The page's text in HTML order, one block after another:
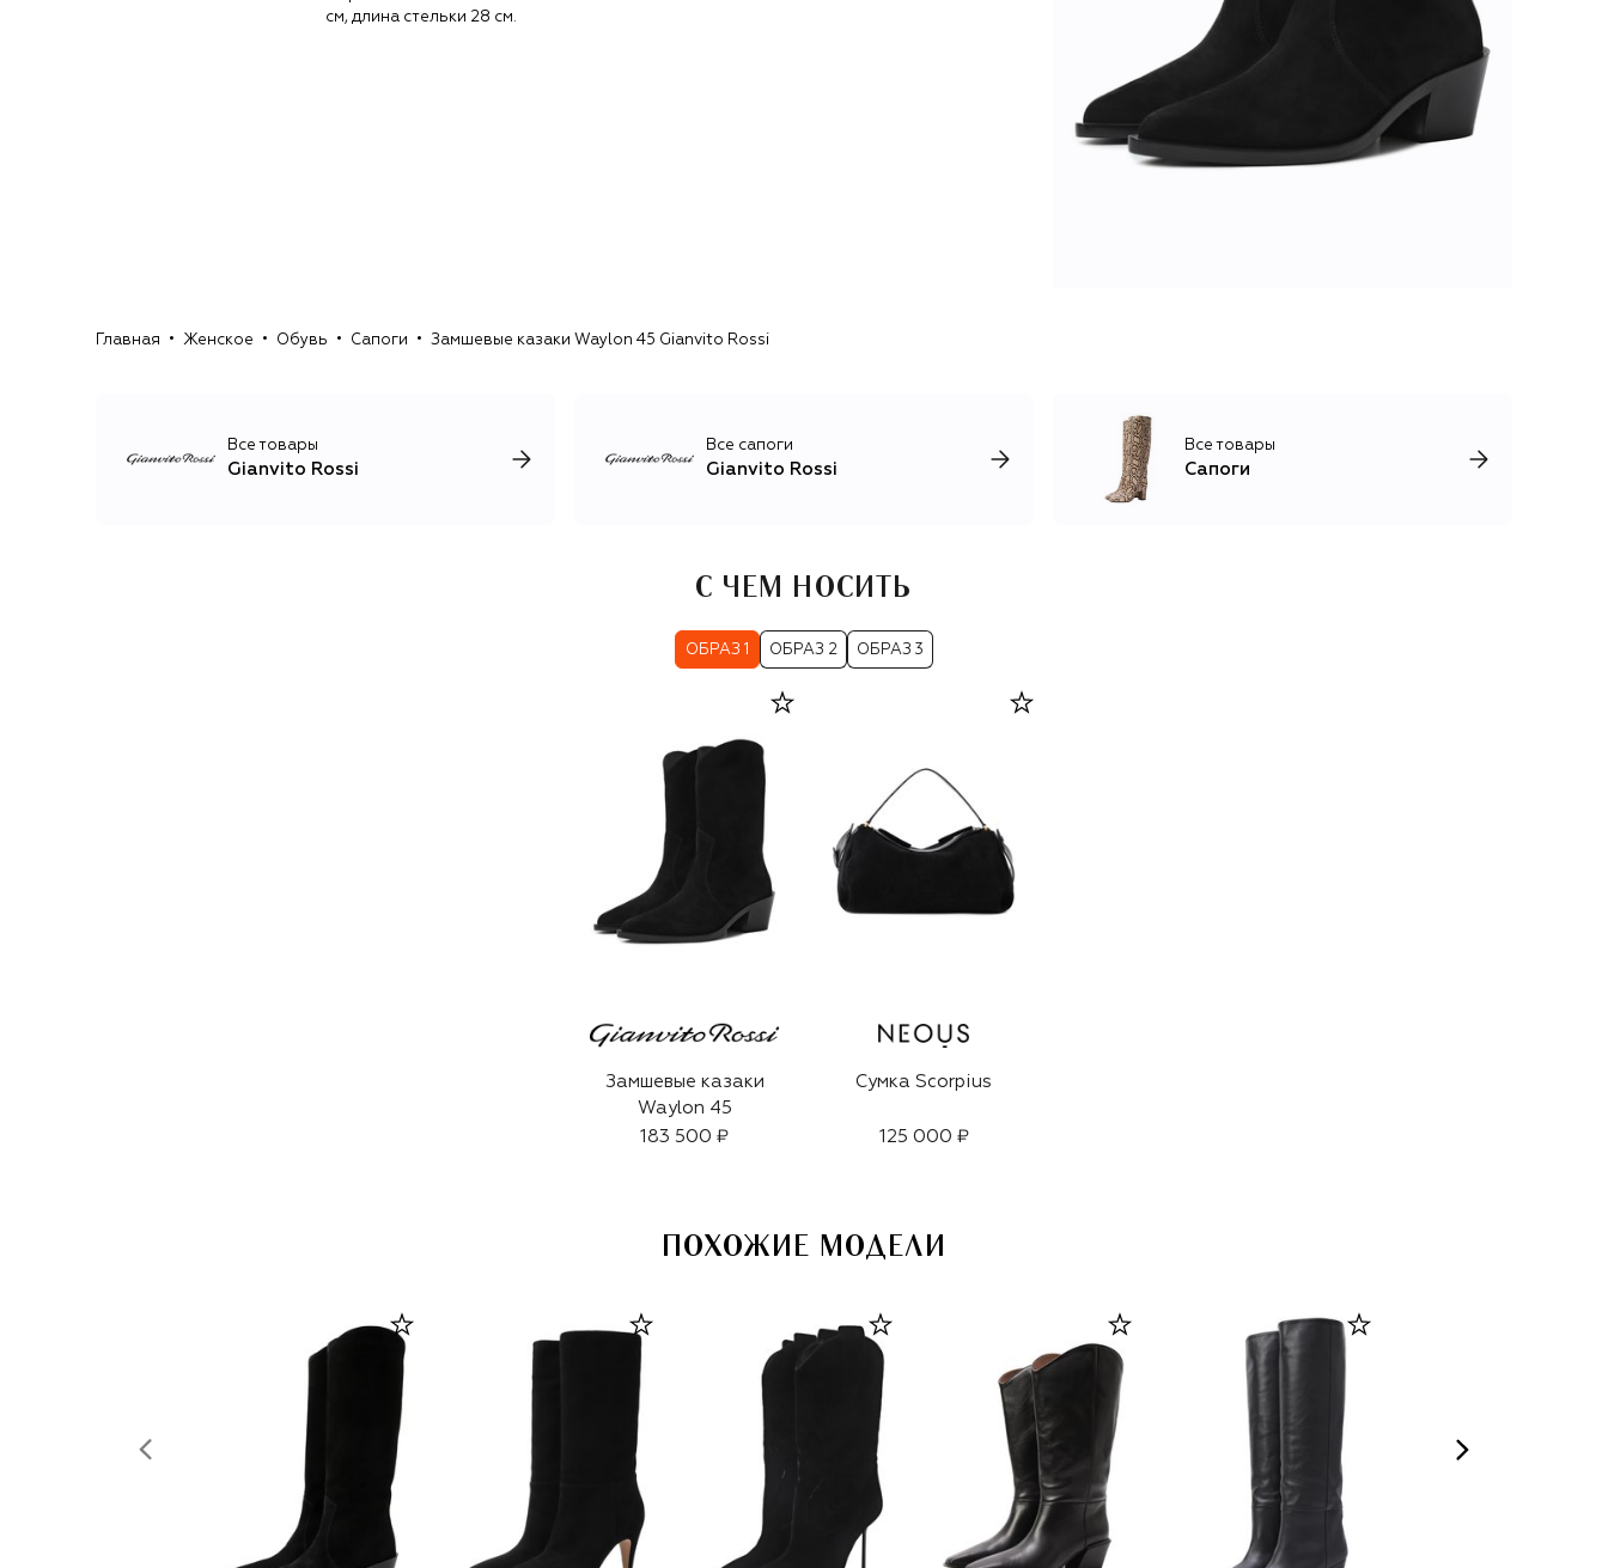
см, длина стельки 28 см.
Главная Женское Обувь Сапоги Замшевые казаки Waylon 45 Gianvito Rossi
Все товары
Gianvito Rossi
Все сапоги
Gianvito Rossi
Все товары
Сапоги
С ЧЕМ НОСИТЬ
ОБРАЗ 1 ОБРАЗ 2 ОБРАЗ 3
Замшевые казаки
Waylon 45
183 500 ₽
Сумка Scorpius
125 000 ₽
ПОХОЖИЕ МОДЕЛИ